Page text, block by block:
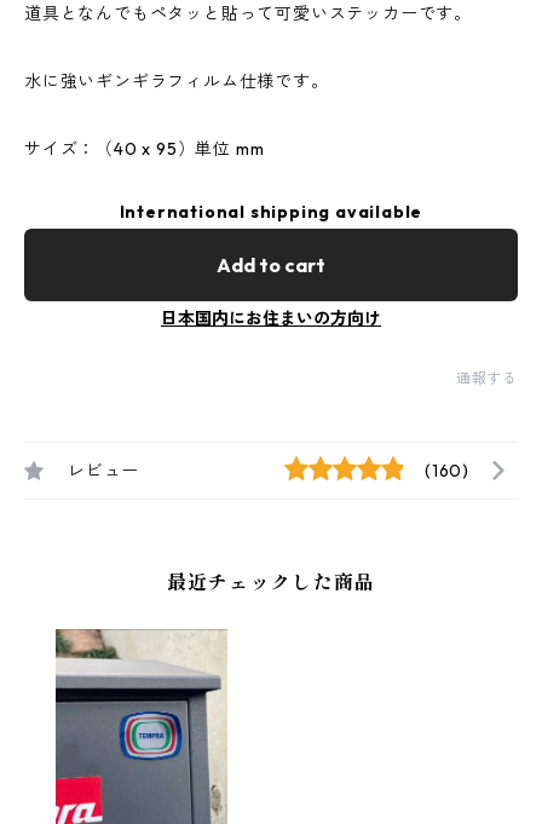
道具となんでもペタッと貼って可愛いステッカーです。
水に強いギンギラフィルム仕様です。
サイズ：（40 x 95）単位 mm
International shipping available
Add to cart
日本国内にお住まいの方向け
通報する
レビュー (160)
最近チェックした商品